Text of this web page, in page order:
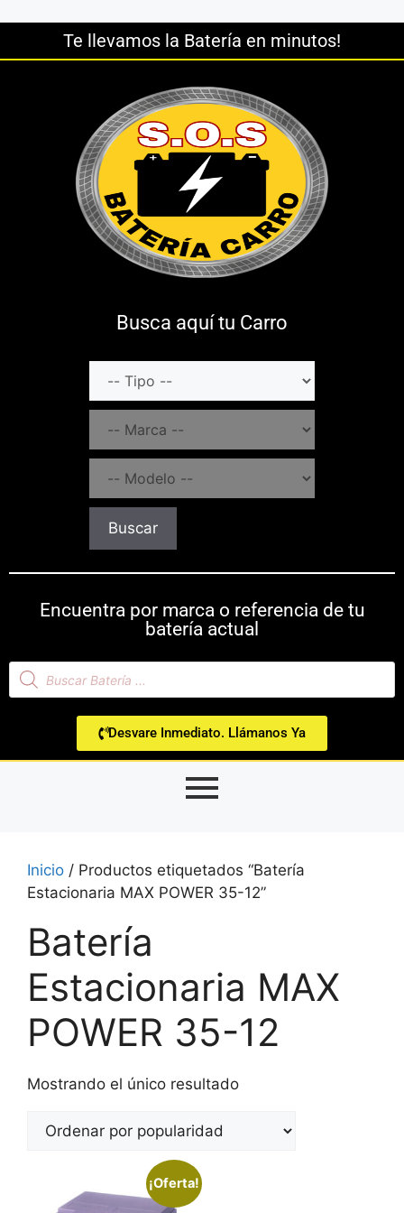
Te llevamos la Batería en minutos!
Busca aquí tu Carro
Buscar
Encuentra por marca o referencia de tu
batería actual
Desvare Inmediato. Llámanos Ya
Inicio / Productos etiquetados “Batería
Estacionaria MAX POWER 35-12”
Batería
Estacionaria MAX
POWER 35-12
Mostrando el único resultado
¡Oferta!